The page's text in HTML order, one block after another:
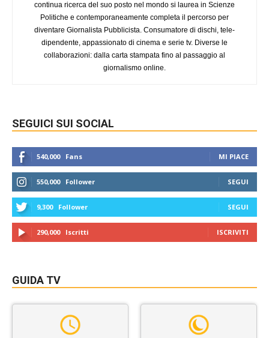
continua ricerca del suo posto nel mondo si laurea in Scienze
Politiche e contemporaneamente completa il percorso per
diventare Giornalista Pubblicista. Consumatore di dischi, tele-
dipendente, appassionato di cinema e serie tv. Diverse le
collaborazioni: dalla carta stampata fino al passaggio al
giornalismo online.
SEGUICI SUI SOCIAL
540,000 Fans MI PIACE
550,000 Follower SEGUI
9,300 Follower SEGUI
290,000 Iscritti ISCRIVITI
GUIDA TV